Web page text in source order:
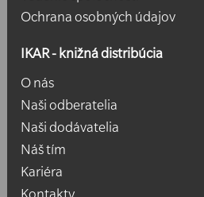
Ochrana osobných údajov
IKAR - knižná distribúcia
O nás
Naši odberatelia
Naši dodávatelia
Náš tím
Kariéra